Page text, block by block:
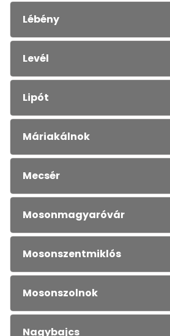
Lébény
Levél
Lipót
Máriakálnok
Mecsér
Mosonmagyaróvár
Mosonszentmiklós
Mosonszolnok
Nagybajcs